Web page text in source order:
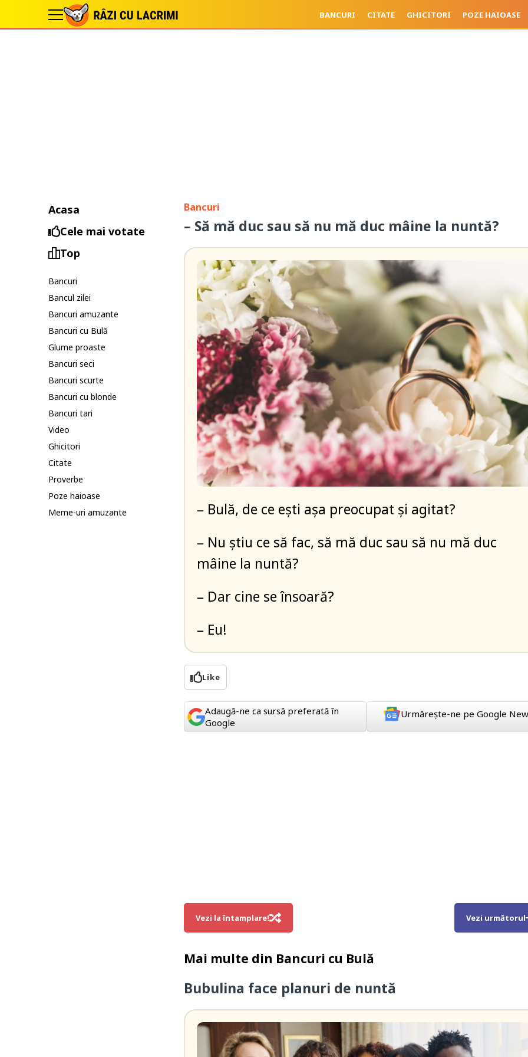
BANCURI CITATE GHICITORI POZE HAIOASE
Acasa
Cele mai votate
Top
Bancuri
Bancul zilei
Bancuri amuzante
Bancuri cu Bulă
Glume proaste
Bancuri seci
Bancuri scurte
Bancuri cu blonde
Bancuri tari
Video
Ghicitori
Citate
Proverbe
Poze haioase
Meme-uri amuzante
Bancuri
– Să mă duc sau să nu mă duc mâine la nuntă?
– Bulă, de ce ești așa preocupat și agitat?
– Nu știu ce să fac, să mă duc sau să nu mă duc
mâine la nuntă?
– Dar cine se însoară?
– Eu!
Like
Adaugă-ne ca sursă preferată în
Google
Urmărește-ne pe Google
Vezi la întamplare! Vezi următorul
Mai multe din Bancuri cu Bulă
Bubulina face planuri de nuntă